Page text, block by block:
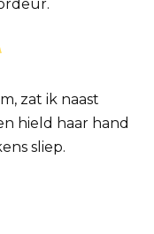
zat ik naast
hield haar hand
sliep.